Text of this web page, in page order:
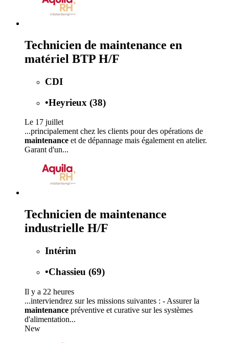
Technicien de maintenance en
matériel BTP H/F
CDI
•Heyrieux (38)
Le 17 juillet
...principalement chez les clients pour des opérations de
maintenance et de dépannage mais également en atelier.
Garant d'un...
Technicien de maintenance
industrielle H/F
Intérim
•Chassieu (69)
Il y a 22 heures
...interviendrez sur les missions suivantes : - Assurer la
maintenance préventive et curative sur les systèmes
d'alimentation...
New